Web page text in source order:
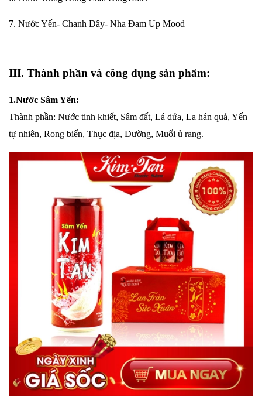
7. Nước Yến- Chanh Dây- Nha Đam Up Mood
III. Thành phần và công dụng sản phẩm:
1.Nước Sâm Yến:
Thành phần: Nước tinh khiết, Sâm đất, Lá dứa, La hán quả, Yến
tự nhiên, Rong biển, Thục địa, Đường, Muối ủ rang.